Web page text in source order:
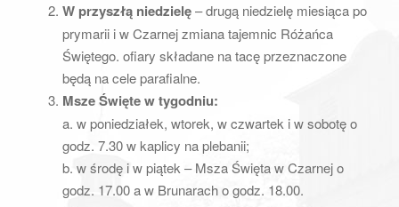
W przyszłą niedzielę– drugą niedzielę miesiąca po
prymarii i w Czarnej zmiana tajemnic Różańca
Świętego. ofiary składane na tacę przeznaczone
będą na cele parafialne.
Msze Święte w tygodniu:
a. w poniedziałek, wtorek, w czwartek i w sobotę o
godz. 7.30 w kaplicy na plebanii;
b. w środę i w piątek – Msza Święta w Czarnej o
godz. 17.00 a w Brunarach o godz. 18.00.